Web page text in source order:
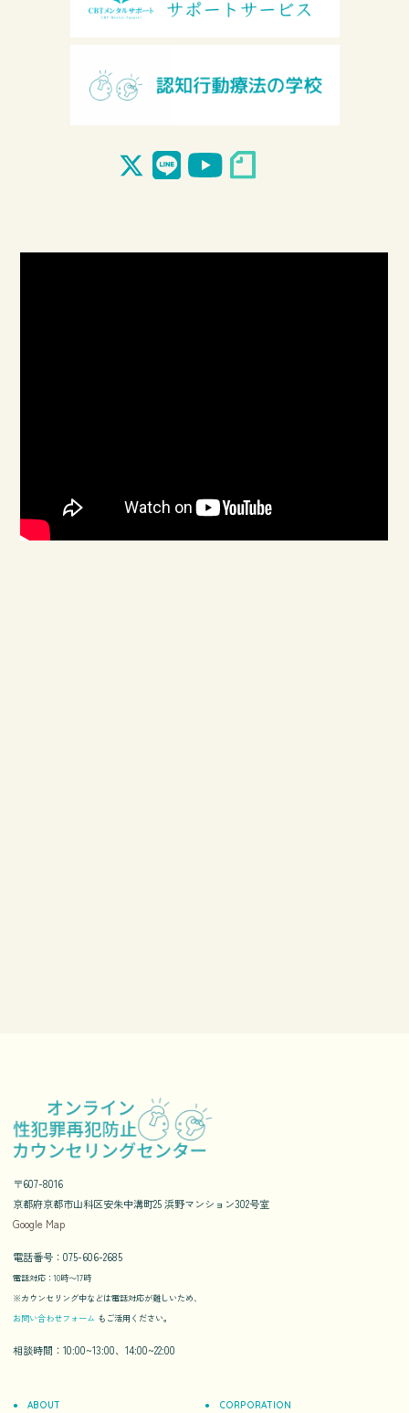
〒607-8016
京都府京都市山科区安朱中溝町25 浜野マンション302号室
Google Map
電話番号：075-606-2685
電話対応：10時〜17時
※カウンセリング中などは電話対応が難しいため、
お問い合わせフォーム もご活用ください。
相談時間：10:00~13:00、14:00~22:00
ABOUT CORPORATION